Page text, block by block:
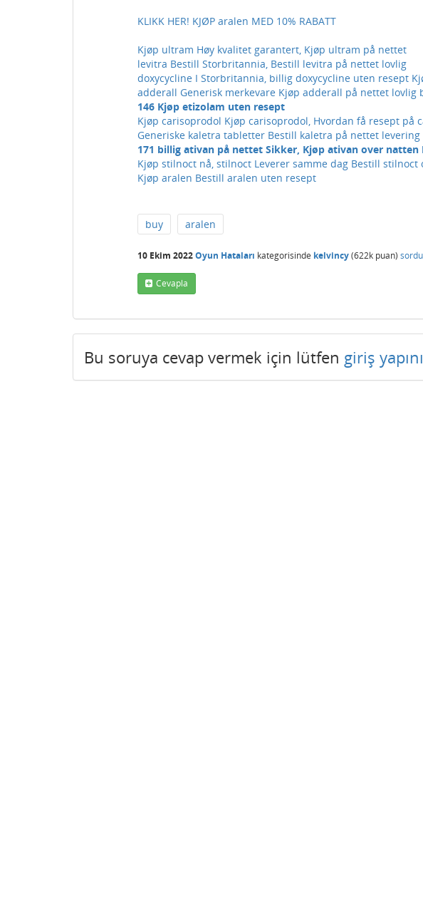
KLIKK HER! KJØP aralen MED 10% RABATT
Kjøp ultram Høy kvalitet garantert, Kjøp ultram på nettet
levitra Bestill Storbritannia, Bestill levitra på nettet lovlig
doxycycline I Storbritannia, billig doxycycline uten resept
adderall Generisk merkevare Kjøp adderall på nettet lovlig
146 Kjøp etizolam uten resept
Kjøp carisoprodol Kjøp carisoprodol, Hvordan få resept på
Generiske kaletra tabletter Bestill kaletra på nettet
171 billig ativan på nettet Sikker, Kjøp ativan over
Kjøp stilnoct nå, stilnoct Leverer samme dag Bestill stilnoct
Kjøp aralen Bestill aralen uten resept
buy aralen
10 Ekim 2022Oyun Hataları kategorisinde kelvincy(622k puan) sordu
Cevapla
Bu soruya cevap vermek için lütfen giriş